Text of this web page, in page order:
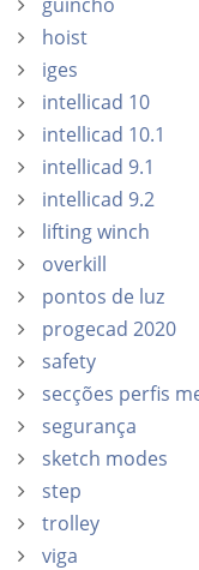
hoist
iges
intellicad 10
intellicad 10.1
intellicad 9.1
intellicad 9.2
lifting winch
overkill
pontos de luz
progecad 2020
safety
secções perfis
segurança
sketch modes
step
trolley
viga